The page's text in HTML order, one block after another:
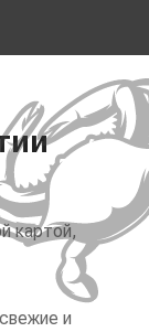
картой,
и